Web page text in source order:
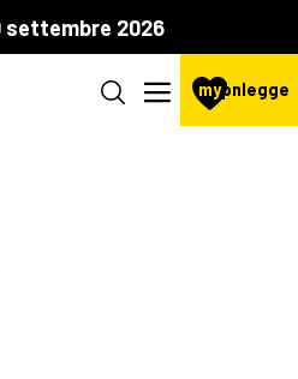
settembre 2026
mypnlegge